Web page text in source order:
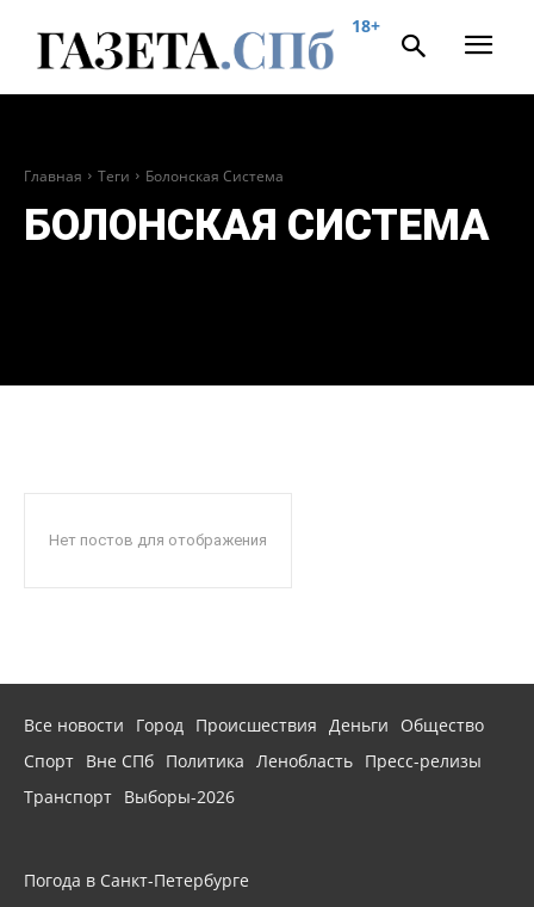
18+
Главная Теги Болонская Система
БОЛОНСКАЯ СИСТЕМА
Нет постов для отображения
Все новости Город Происшествия Деньги
Общество
Спорт Вне СПб Политика Ленобласть Пресс-релизы
Транспорт Выборы-2026
Погода в Санкт-Петербурге